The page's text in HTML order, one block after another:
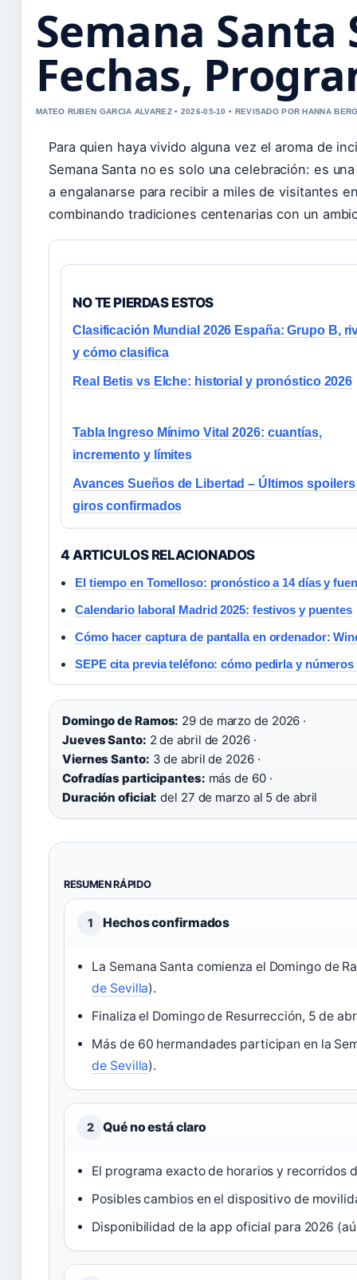
Semana Santa
Fechas,
MATEO RUBEN GARCIA ALVAREZ • 2026-05-10 • REVISADO POR HANNA
Para quien haya vivido alguna vez el aroma de
Semana Santa no es solo una celebración: es
a engalanarse para recibir a miles de visitantes
combinando tradiciones centenarias con un
NO TE PIERDAS ESTOS
Clasificación Mundial 2026 España: Grupo B,
y cómo clasifica
Real Betis vs Elche: historial y pronóstico 2026
Tabla Ingreso Mínimo Vital 2026: cuantías,
incremento y límites
Avances Sueños de Libertad – Últimos spoilers
giros confirmados
4 ARTICULOS RELACIONADOS
El tiempo en Tomelloso: pronóstico a 14 días y
Calendario laboral Madrid 2025: festivos y puentes
Cómo hacer captura de pantalla en ordenador:
SEPE cita previa teléfono: cómo pedirla y
Domingo de Ramos: 29 de marzo de 2026 ·
Jueves Santo: 2 de abril de 2026 ·
Viernes Santo: 3 de abril de 2026 ·
Cofradías participantes: más de 60 ·
Duración oficial: del 27 de marzo al 5 de abril
RESUMEN RÁPIDO
1 Hechos confirmados
La Semana Santa comienza el Domingo de
de Sevilla).
Finaliza el Domingo de Resurrección, 5 de
Más de 60 hermandades participan en la
de Sevilla).
2 Qué no está claro
El programa exacto de horarios y recorridos
Posibles cambios en el dispositivo de
Disponibilidad de la app oficial para 2026